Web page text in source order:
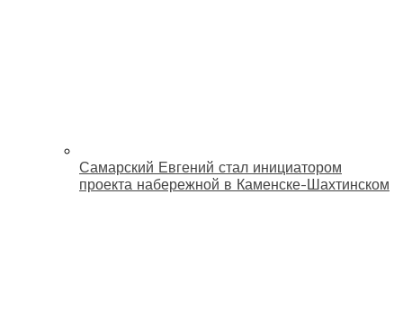
Самарский Евгений стал инициатором
проекта набережной в Каменске-Шахтинском